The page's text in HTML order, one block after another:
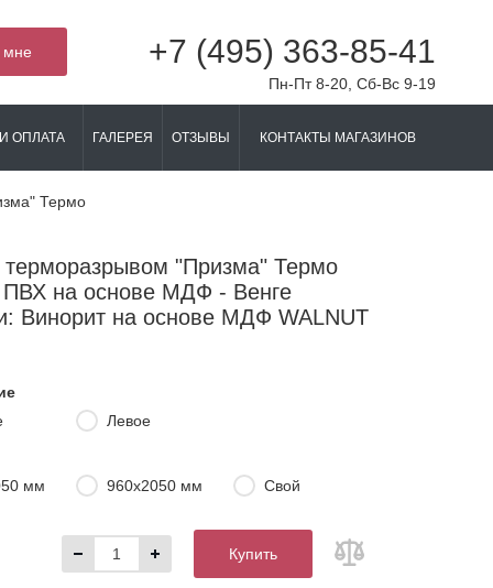
мне +7 (495) 363-85-41
Пн-Пт 8-20, Сб-Вс 9-19
ОПЛАТА ГАЛЕРЕЯ ОТЗЫВЫ КОНТАКТЫ МАГАЗИНОВ
Термо
терморазрывом "Призма" Термо
ПВХ на основе МДФ - Венге
Винорит на основе МДФ WALNUT
Левое
мм 960х2050 мм Свой
Купить